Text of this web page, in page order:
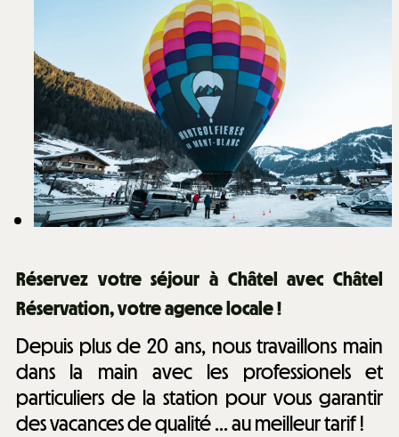
Réservez votre séjour à Châtel avec Châtel
Réservation, votre agence locale !
Depuis plus de 20 ans, nous travaillons main
dans la main avec les professionels et
particuliers de la station pour vous garantir
des vacances de qualité ... au meilleur tarif !